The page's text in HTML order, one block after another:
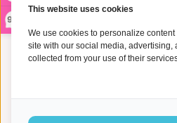
9,2
Bij Uitvaartuniq vind je
verzameling is
Kies voor
This website uses cookies
We use cookies to personalize
site with our social media, advertising,
collected from your use of their